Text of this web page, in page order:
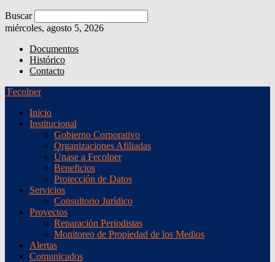
Buscar
miércoles, agosto 5, 2026
Documentos
Histórico
Contacto
Fecolper
Inicio
Institucional
Gobierno Corporativo
Organizaciones Afiliadas
Únase a Fecolper
Beneficios
Protección de Datos
Servicios
Consultorio Jurídico
Proyectos
Reparación Periodistas
Monitoreo de Propiedad de los Medios
Alertas
Comunicados